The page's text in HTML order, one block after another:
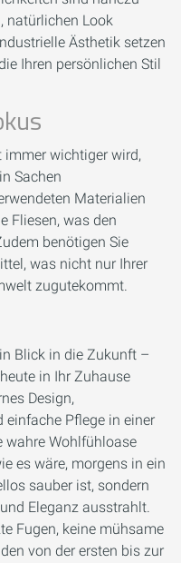
natürlichen Look
Ästhetik setzen
Ihren persönlichen Stil
immer wichtiger wird,
Sachen
Materialien
Fliesen, was den
benötigen Sie
was nicht nur Ihrer
zugutekommt.
Blick in die Zukunft –
in Ihr Zuhause
Design,
Pflege in einer
wahre Wohlfühloase
es wäre, morgens in ein
sauber ist, sondern
Eleganz ausstrahlt.
Fugen, keine mühsame
von der ersten bis zur